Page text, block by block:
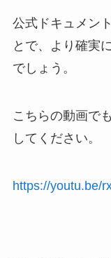
公式ドキュメン
とで、より確実
でしょう。
こちらの動画で
してください。
https://youtu.be/